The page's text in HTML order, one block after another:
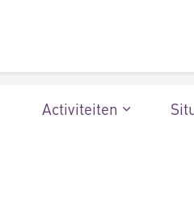
Activiteiten